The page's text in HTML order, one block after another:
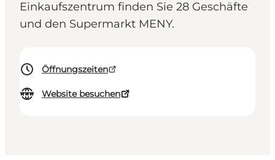
Einkaufszentrum finden Sie 28 Geschäfte
und den Supermarkt MENY.
Öffnungszeiten
Website besuchen